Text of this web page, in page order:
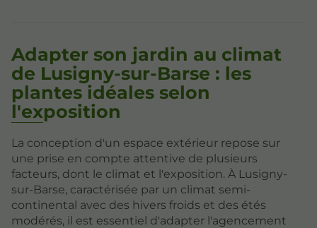
Adapter son jardin au climat
de Lusigny-sur-Barse : les
plantes idéales selon
l'exposition
La conception d'un espace extérieur repose sur
une prise en compte attentive de plusieurs
facteurs, dont le climat et l'exposition. À Lusigny-
sur-Barse, caractérisée par un climat semi-
continental avec des hivers froids et des étés
modérés, il est essentiel d'adapter l'agencement